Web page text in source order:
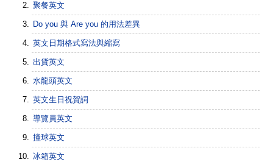
聚餐英文
Do you 與 Are you 的用法差異
英文日期格式寫法與縮寫
出貨英文
水龍頭英文
英文生日祝賀詞
導覽員英文
撞球英文
冰箱英文